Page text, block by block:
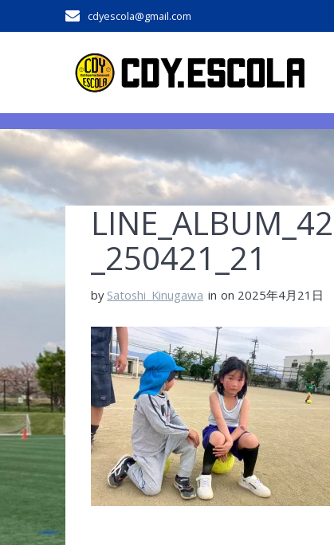
to
cdyescola@gmail.com
_250421_21
by Satoshi_Kinugawa in on 2025年4月21日